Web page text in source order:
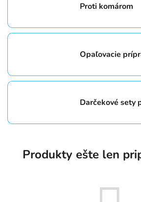
Proti komárom
Opaľovacie
Darčekové sety
Produkty ešte len